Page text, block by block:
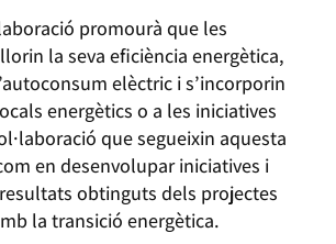
promourà que les
la seva eficiència energètica,
elèctric i s’incorporin
energètics o a les iniciatives
que segueixin aquesta
en desenvolupar iniciatives i
obtinguts dels projectes
la transició energètica.